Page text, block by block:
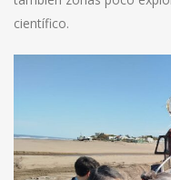
científico.